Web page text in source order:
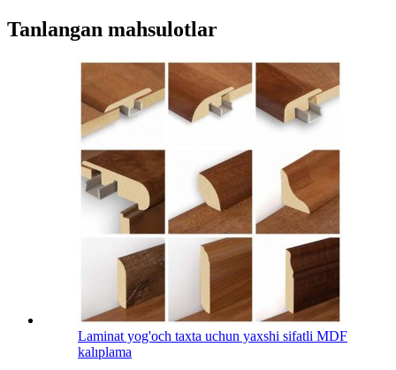
Tanlangan mahsulotlar
Laminat yog'och taxta uchun yaxshi sifatli MDF
kalıplama